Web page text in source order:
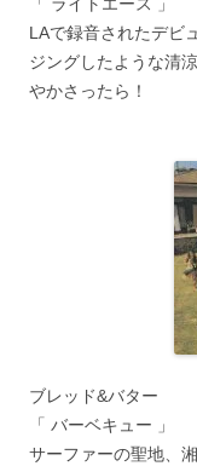
LAで録音されたデビ
ジングしたような清
やかさったら！
ブレッド&バター
「 バーベキュー 」
サーファーの聖地、